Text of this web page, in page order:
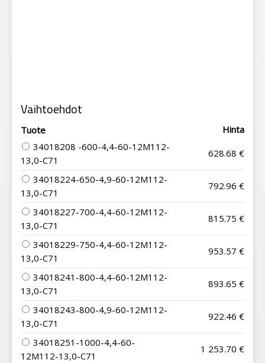
Vaihtoehdot
Tuote
Hinta
34018208 -600-4,4-60-12M112-
13,0-C71
628.68 €
34018224-650-4,9-60-12M112-
13,0-C71
792.96 €
34018227-700-4,4-60-12M112-
13,0-C71
815.75 €
34018229-750-4,4-60-12M112-
13,0-C71
953.57 €
34018241-800-4,4-60-12M112-
13,0-C71
893.65 €
34018243-800-4,9-60-12M112-
13,0-C71
922.46 €
34018251-1000-4,4-60-
12M112-13,0-C71
1 253.70 €